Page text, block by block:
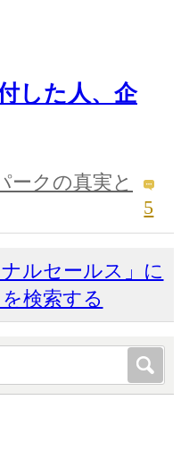
した人、企
ークの真実と
5
ルセールス」に
検索する